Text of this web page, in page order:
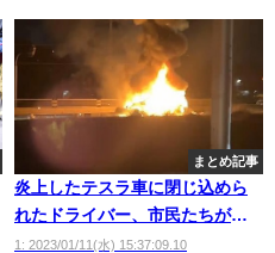
まとめ記事
炎上したテスラ車に閉じ込めら
れたドライバー、市民たちがハ
ンマーで窓壊して救助
1: 2023/01/11(水) 15:37:09.10